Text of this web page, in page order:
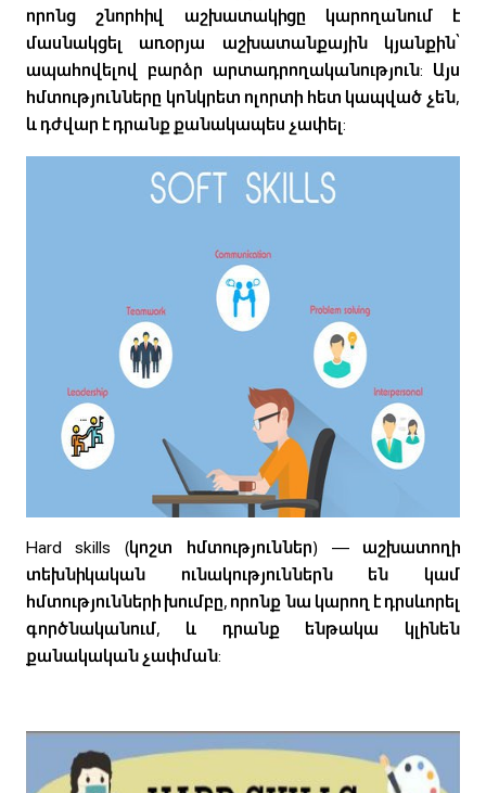
որոնց շնորհիվ աշխատակիցը կարողանում է
մասնակցել առօրյա աշխատանքային կյանքին՝
ապահովելով բարձր արտադրողականություն: Այս
հմտությունները կոնկրետ ոլորտի հետ կապված չեն,
և դժվար է դրանք քանակապես չափել:
Hard skills (կոշտ հմտություններ) — աշխատողի
տեխնիկական ունակություններն են կամ
հմտությունների խումբը, որոնք նա կարող է դրսևորել
գործնականում, և դրանք ենթակա կլինեն
քանակական չափման: